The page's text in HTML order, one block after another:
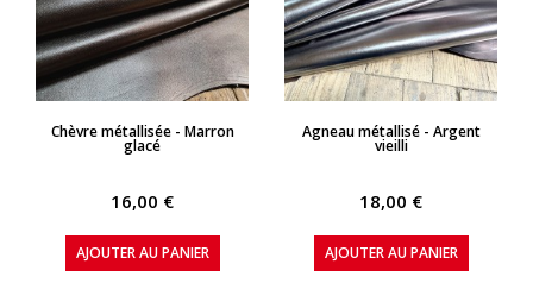
APERÇU RAPIDE
Chèvre métallisée - Marron
glacé
16,00 €
AJOUTER AU PANIER
APERÇU RAPIDE
Agneau métallisé - Argent
vieilli
18,00 €
AJOUTER AU PANIER